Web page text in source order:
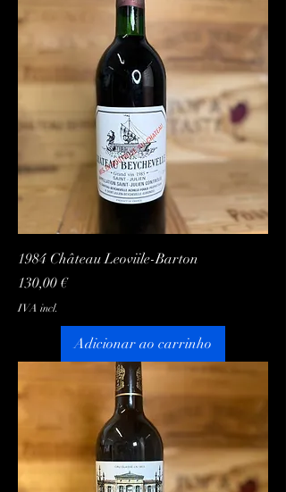
1984 Château Leoviile-Barton
Preço
130,00 €
IVA incl.
Adicionar ao carrinho